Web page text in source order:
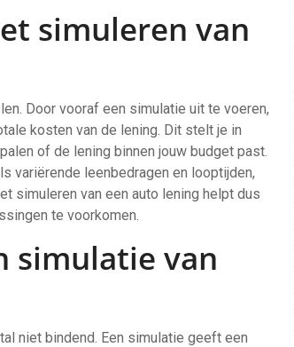
simuleren van
Door vooraf een simulatie uit te voeren,
kosten van de lening. Dit stelt je in
of de lening binnen jouw budget past.
variërende leenbedragen en looptijden,
simuleren van een auto lening helpt dus
te voorkomen.
simulatie van
niet bindend. Een simulatie geeft een